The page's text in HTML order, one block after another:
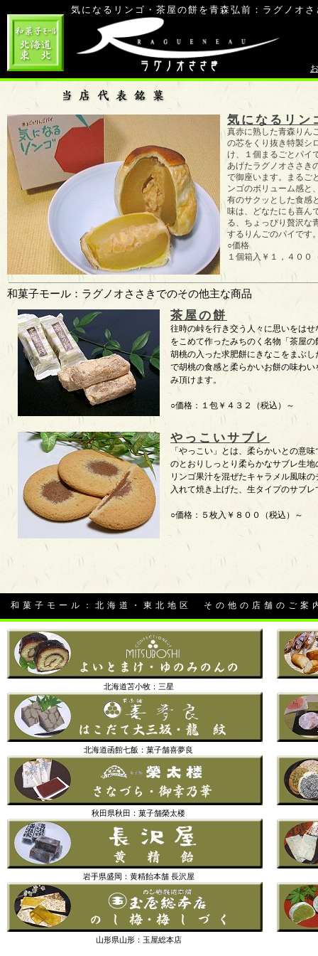
気になるリンゴ・茶屋の餅を青森弘前：ラグノオ
気になるリン
真赤に熟した青森りん
の芯をくり抜き特製シ
け、１個まるごとパイ
あげたラグノオささき
で御座います。まるご
ンゴのボリューム感と
有のサクッとした食感
味は、どなたにも喜ん
る、ちょっぴり贅沢な
するりんごのパイです
○価格
１個箱入￥１，４００
和菓子モール：ラグノオささきでのその他主な商品
茶屋の餅
往時の峠を行き交う人々に思いをはせ
をこめて作ったみちのく名物「茶屋の
胡桃の入った求肥餅にきなこをまぶし
で胡桃の食感と柔らかいお餅の味わい
み頂けます。
○価格：１包￥４３２（税込）～
やっこいサブレ
「やっこい」とは、柔らかいとの意
のとおりしっとり柔らかなサブレ生地
リンゴ果汁を混ぜたキャラメル風味の
入れて焼き上げた、生タイプのサブレ
○価格：５枚入￥８００（税込）～
和菓子モール：北海道・東北地区 その他の店舗のご案
北海道苫小牧：三星
北海道函館七飯：菓子舗喜夢良
秋田県秋田：菓子舗榮太楼
岩手県盛岡：黄精飴本舗 長沢屋
山形県山形：玉屋総本店